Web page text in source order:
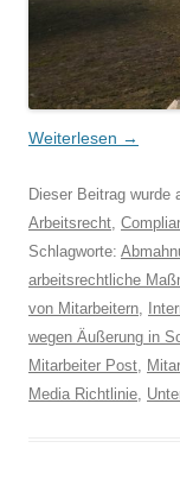
Weiterlesen →
Dieser Beitrag wurde
Arbeitsrecht
Schlagworte:
arbeitsrechtliche
von Mitarbeitern
wegen Äußerung in
Mitarbeiter Post
Media Richtlinie